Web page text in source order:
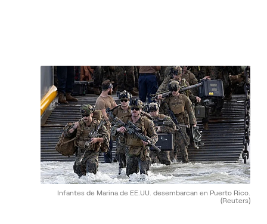
Infantes de Marina de EE.UU. desembarcan en Puerto Rico.
(Reuters)